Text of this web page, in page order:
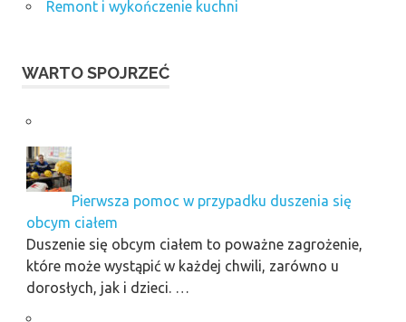
Remont i wykończenie kuchni
WARTO SPOJRZEĆ
Pierwsza pomoc w przypadku duszenia się
obcym ciałem
Duszenie się obcym ciałem to poważne zagrożenie,
które może wystąpić w każdej chwili, zarówno u
dorosłych, jak i dzieci. …